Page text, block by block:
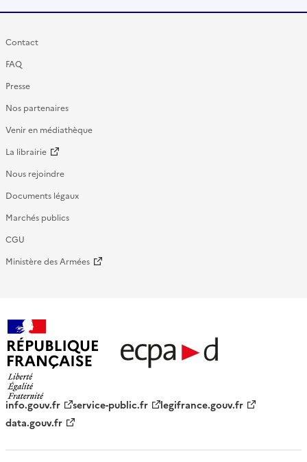
Contact
FAQ
Presse
Nos partenaires
Venir en médiathèque
La librairie
Nous rejoindre
Documents légaux
Marchés publics
CGU
Ministère des Armées
française - ECPAD
info.gouv.fr service-public.fr
legifrance.gouv.fr
data.gouv.fr